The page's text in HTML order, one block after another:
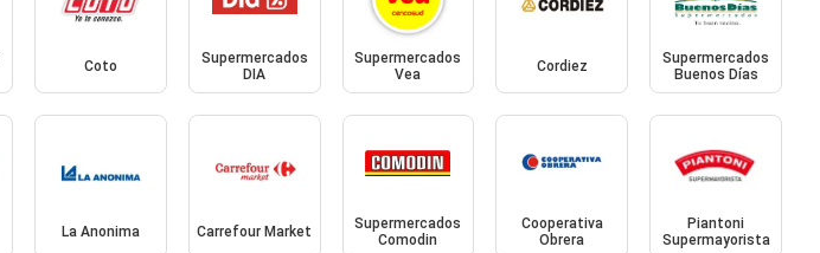
Coto
Supermercados
DIA
Supermercados
Vea
Cordiez
Supermercados
Buenos Días
La Anonima Carrefour Market
Supermercados
Comodin
Cooperativa
Obrera
Piantoni
Supermayorista